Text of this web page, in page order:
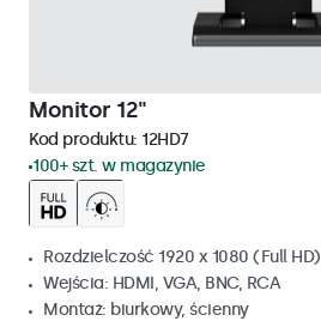
Monitor 12"
Kod produktu: 12HD7
100+ szt. w magazynie
Rozdzielczość 1920 x 1080 (Full HD)
Wejścia: HDMI, VGA, BNC, RCA
Montaż: biurkowy, ścienny